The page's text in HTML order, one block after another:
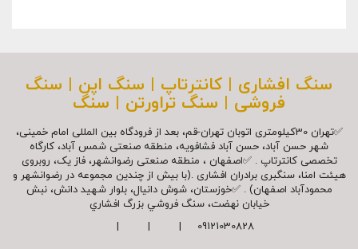
سنگ افشاری | کانترتاپ | سنگ اپن | سنگ
فروشی | سنگ تراورتن | سنگ
✅تهران 30کیلومتری اتوبان تهران-قم، بعد از فرودگاه بین المللی امام خمینی،
شهر حسن آباد، حسن آباد فشافویه، منطقه صنعتی شمس آباد، کارگاه
تخصصی کانترتاپ . ✅اصفهان ، منطقه صنعتی رضوانشهر، فاز یک، روبروی
هیئت امنا، سنگبری برادران افشاری .(با بیش از چندین مجموعه در رضوانشهر و
محمودآباد اصفهان) . ✅خوزستان، شوش دانیال، بلوار شهيد دانش، نبش
خیابان نهضت، سنگ فروشي بزرگ افشاري
09121030828 | | |